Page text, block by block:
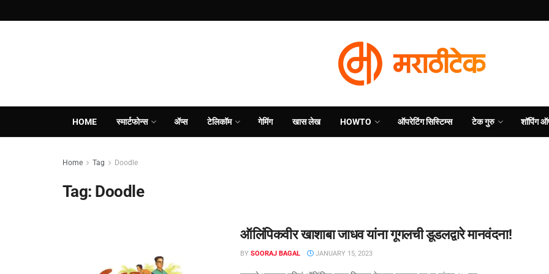
HOME स्मार्टफोन्स ॲप्स टेलिकॉम गेमिंग खास लेख HOWTO ऑपरेटिंग सिस्टिम्स टेक गुरु शॉपिंग
Home Tag Doodle
Tag: Doodle
ऑलिंपिकवीर खाशाबा जाधव यांना गूगलची डूडलद्वारे मानवंदना!
BY SOORAJ BAGAL JANUARY 15, 2023